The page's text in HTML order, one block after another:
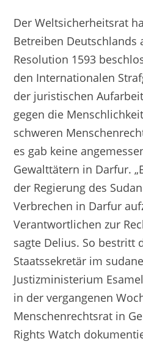
Der Weltsicherheitsrat
Betreiben Deutschlands
Resolution 1593
den Internationalen
der juristischen
gegen die
schweren
es gab keine
Gewalttätern in Darfur.
der Regierung des
Verbrechen in Darfur
Verantwortlichen zur
sagte Delius. So bestritt
Staatssekretär im
Justizministerium
in der vergangenen
Menschenrechtsrat in
Rights Watch